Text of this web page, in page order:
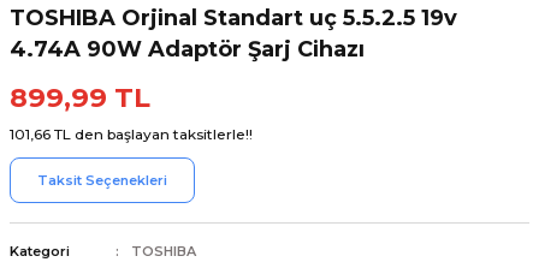
TOSHIBA Orjinal Standart uç 5.5.2.5 19v
4.74A 90W Adaptör Şarj Cihazı
899,99 TL
101,66 TL den başlayan taksitlerle!!
Taksit Seçenekleri
Kategori
TOSHIBA